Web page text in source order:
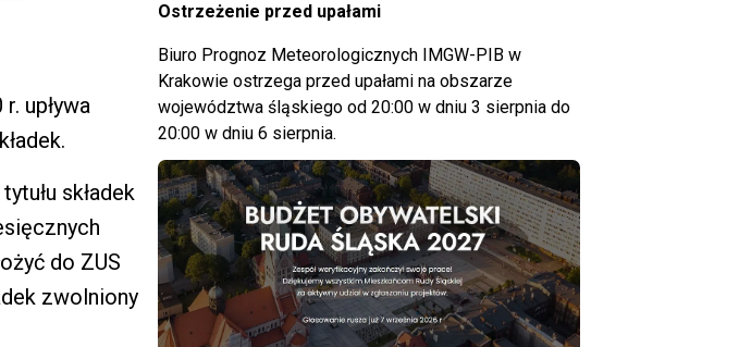
upływa
składek
do ZUS
zwolniony
Ostrzeżenie przed upałami
Biuro Prognoz Meteorologicznych IMGW-PIB w
Krakowie ostrzega przed upałami na obszarze
województwa śląskiego od 20:00 w dniu 3 sierpnia do
20:00 w dniu 6 sierpnia.